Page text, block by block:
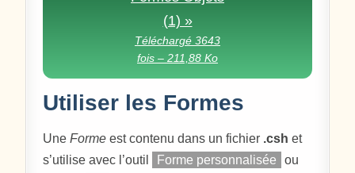
(1) »
Téléchargé 3643
fois – 211,88 Ko
Utiliser les Formes
UneForme est contenu dans un fichier .csh et
s’utilise avec l’outil
Forme personnalisée
ou